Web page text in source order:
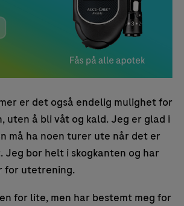
er det også endelig mulighet for
uten å bli våt og kald. Jeg er glad i
må ha noen turer ute når det er
Jeg bor helt i skogkanten og har
for utetrening.
for lite, men har bestemt meg for